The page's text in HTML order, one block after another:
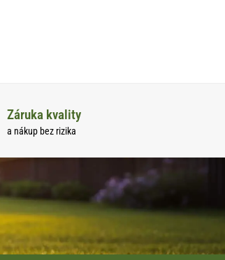
Záruka kvality
a nákup bez rizika